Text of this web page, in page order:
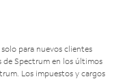
para nuevos clientes
de Spectrum en los últimos
Los impuestos y cargos